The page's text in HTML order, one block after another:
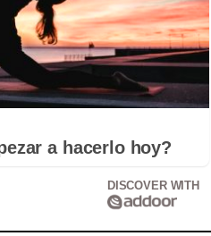
a hacerlo hoy?
DISCOVER WITH